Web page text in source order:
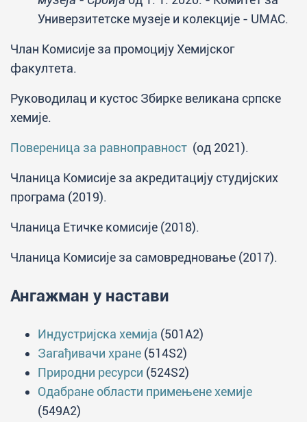
Универзитетске музеје и колекције - UMAC.
Члан Комисије за промоцију Хемијског
факултета.
Руководилац и кустос Збирке великана српске
хемије.
Повереница за равноправност (од 2021).
Чланица Комисије за акредитацију студијских
програма (2019).
Чланица Етичке комисије (2018).
Чланица Комисије за самовредновање (2017).
Ангажман у настави
Индустријска хемија (501A2)
Загађивачи хране (514S2)
Природни ресурси (524S2)
Одабране области примењене хемије
(549A2)